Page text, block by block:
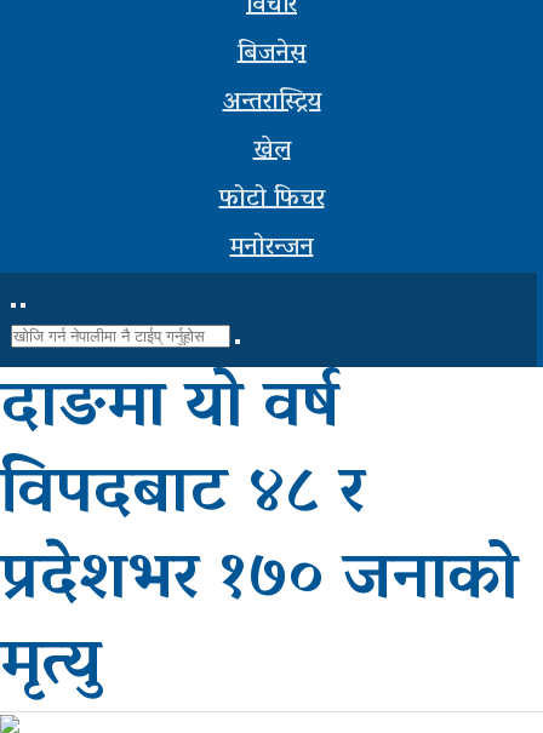
स्वास्थ्य
साहित्य
भिडियो
ग्यालरी
बिजनेस
अन्तरास्ट्रिय
खेल
फोटो फिचर
मनोरन्जन
दाङमा यो वर्ष
विपदबाट ४८ र
प्रदेशभर १७० जनाको
मृत्यु